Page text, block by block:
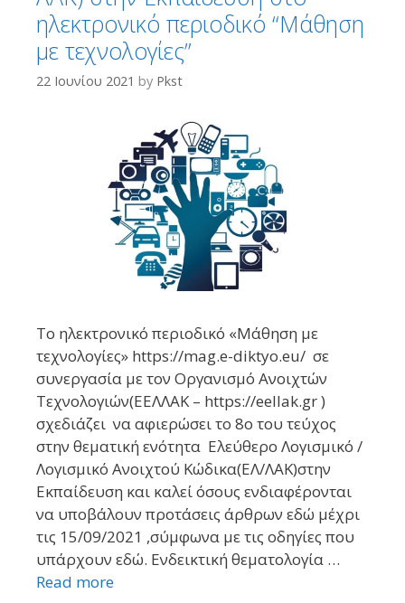
ηλεκτρονικό περιοδικό “Μάθηση
με τεχνολογίες”
22 Ιουνίου 2021 by Pkst
Το ηλεκτρονικό περιοδικό «Μάθηση με
τεχνολογίες» https://mag.e-diktyo.eu/ σε
συνεργασία με τον Οργανισμό Ανοιχτών
Τεχνολογιών(ΕΕΛΛΑΚ – https://eellak.gr )
σχεδιάζει να αφιερώσει το 8ο του τεύχος
στην θεματική ενότητα Ελεύθερο Λογισμικό /
Λογισμικό Ανοιχτού Κώδικα(ΕΛ/ΛΑΚ)στην
Εκπαίδευση και καλεί όσους ενδιαφέρονται
να υποβάλουν προτάσεις άρθρων εδώ μέχρι
τις 15/09/2021 ,σύμφωνα με τις οδηγίες που
υπάρχουν εδώ. Ενδεικτική θεματολογία …
Read more